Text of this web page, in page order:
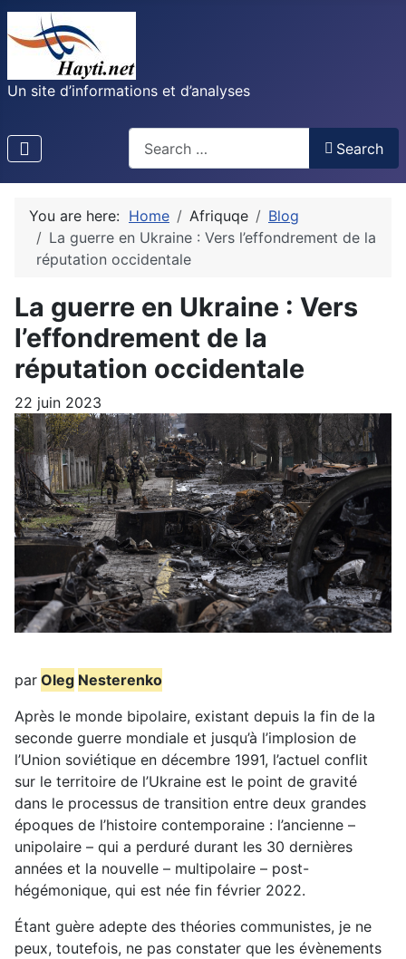
Un site d’informations et d’analyses
Search
You are here: Home Afriquqe
Blog
La guerre en Ukraine : Vers l’effondrement de la
réputation occidentale
La guerre en Ukraine : Vers
l’effondrement de la
réputation occidentale
22 juin 2023
par Oleg Nesterenko
Après le monde bipolaire, existant depuis la fin de la
seconde guerre mondiale et jusqu’à l’implosion de
l’Union soviétique en décembre 1991, l’actuel conflit
sur le territoire de l’Ukraine est le point de gravité
dans le processus de transition entre deux grandes
époques de l’histoire contemporaine : l’ancienne –
unipolaire – qui a perduré durant les 30 dernières
années et la nouvelle – multipolaire – post-
hégémonique, qui est née fin février 2022.
Étant guère adepte des théories communistes, je ne
peux, toutefois, ne pas constater que les évènements